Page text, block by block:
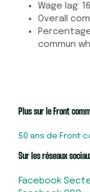
Wage lag:
Overall
commun
Plus sur le Front
50 ans de Front
Sur les réseaux
Facebook